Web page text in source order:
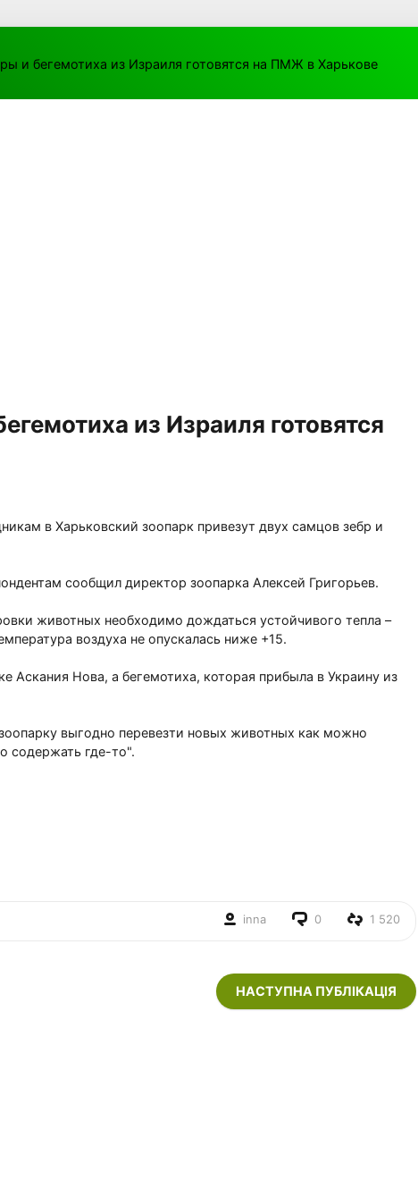
и бегемотиха из Израиля готовятся на ПМЖ в Харькове
из Израиля готовятся
в Харьковский зоопарк привезут двух самцов зебр и
сообщил директор зоопарка Алексей Григорьев.
животных необходимо дождаться устойчивого тепла –
воздуха не опускалась ниже +15.
Аскания Нова, а бегемотиха, которая прибыла в Украину из
выгодно перевезти новых животных как можно
содержать где-то".
inna 0 1 520
НАСТУПНА ПУБЛІКАЦІЯ